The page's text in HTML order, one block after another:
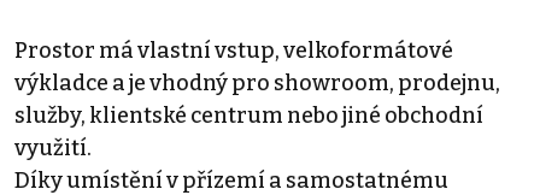
Prostor má vlastní vstup, velkoformátové
výkladce a je vhodný pro showroom, prodejnu,
služby, klientské centrum nebo jiné obchodní
využití.
Díky umístění v přízemí a samostatnému